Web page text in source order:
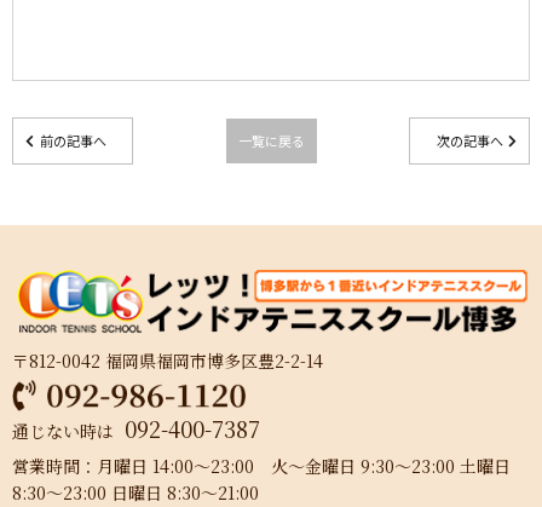
前の記事へ 一覧に戻る 次の記事へ
〒812-0042 福岡県福岡市博多区豊2-2-14
通じない時は 092-400-7387
営業時間：月曜日 14:00～23:00 火～金曜日 9:30～23:00 土曜日
8:30～23:00 日曜日 8:30～21:00